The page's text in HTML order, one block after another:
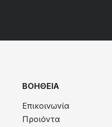
ΒΟΗΘΕΙΑ
Επικοινωνία
Προιόντα